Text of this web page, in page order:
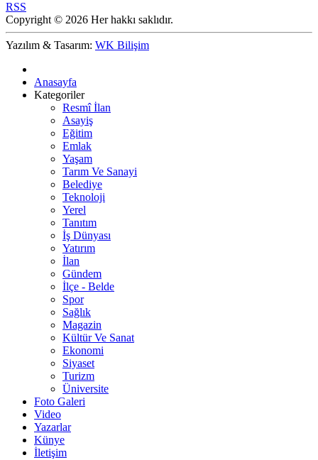
RSS
Copyright © 2026 Her hakkı saklıdır.
Yazılım & Tasarım: WK Bilişim
Anasayfa
Kategoriler
Resmî İlan
Asayiş
Eğitim
Emlak
Yaşam
Tarım Ve Sanayi
Belediye
Teknoloji
Yerel
Tanıtım
İş Dünyası
Yatırım
İlan
Gündem
İlçe - Belde
Spor
Sağlık
Magazin
Kültür Ve Sanat
Ekonomi
Siyaset
Turizm
Üniversite
Foto Galeri
Video
Yazarlar
Künye
İletişim